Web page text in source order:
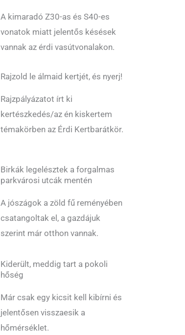
A kimaradó Z30-as és S40-es
vonatok miatt jelentős késések
vannak az érdi vasútvonalakon.
Rajzold le álmaid kertjét, és nyerj!
Rajzpályázatot írt ki
kertészkedés/az én kiskertem
témakörben az Érdi Kertbarátkör.
Birkák legelésztek a forgalmas
parkvárosi utcák mentén
A jószágok a zöld fű reményében
csatangoltak el, a gazdájuk
szerint már otthon vannak.
Kiderült, meddig tart a pokoli
hőség
Már csak egy kicsit kell kibírni és
jelentősen visszaesik a
hőmérséklet.